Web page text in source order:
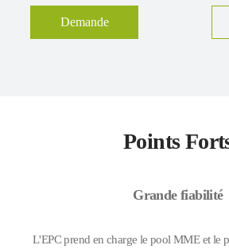
Demande
Points
Grande fiabilité
L'EPC prend en charge le pool MME et le